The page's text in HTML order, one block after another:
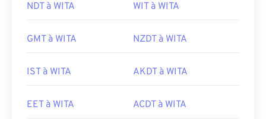
NDT à WITA WIT à WITA
GMT à WITA NZDT à WITA
IST à WITA AKDT à WITA
EET à WITA ACDT à WITA